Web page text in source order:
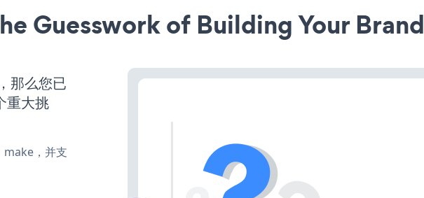
Guesswork of Building Your Brand
那么您已
重大挑
，并支